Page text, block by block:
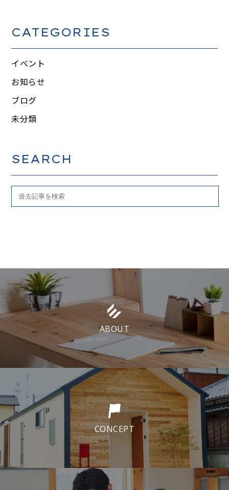
CATEGORIES
イベント
お知らせ
ブログ
未分類
SEARCH
ABOUT
CONCEPT